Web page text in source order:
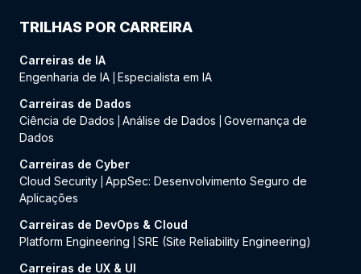
TRILHAS POR CARREIRA
Carreiras de IA
Engenharia de IA Especialista em IA
Carreiras de Dados
Ciência de Dados
Análise de Dados
Governança de
Dados
Carreiras de Cyber
Cloud Security AppSec: Desenvolvimento Seguro de
Aplicações
Carreiras de DevOps & Cloud
Platform Engineering
SRE (Site Reliability Engineering)
Carreiras de UX & UI